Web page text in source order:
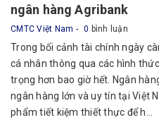
ngân hàng Agribank
CMTC Việt Nam 0 bình luận
Trong bối cảnh tài chính ngày
cá nhân thông qua các hình
trọng hơn bao giờ hết. Ngân
ngân hàng lớn và uy tín tại Việt
phẩm tiết kiệm thiết thực để h...